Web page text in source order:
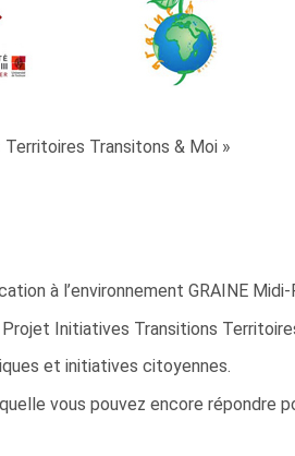
Transitons & Moi »
à l’environnement GRAINE
Initiatives Transitions
et initiatives citoyennes.
vous pouvez encore répondre